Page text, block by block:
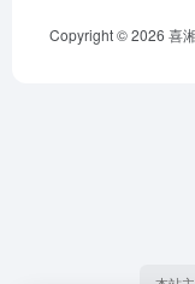
Copyright © 2026 喜